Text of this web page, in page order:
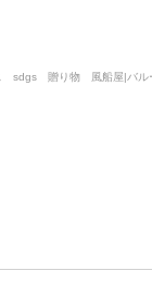
sdgs 贈り物 風船屋|バル